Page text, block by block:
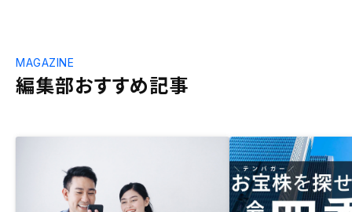
編集部おすすめ記事
MAGAZINE